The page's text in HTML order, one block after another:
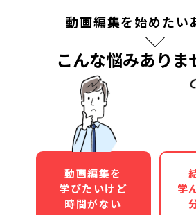
動画編集を始めたい
こんな悩みありま
動画編集を
学びたいけど
時間がない
学